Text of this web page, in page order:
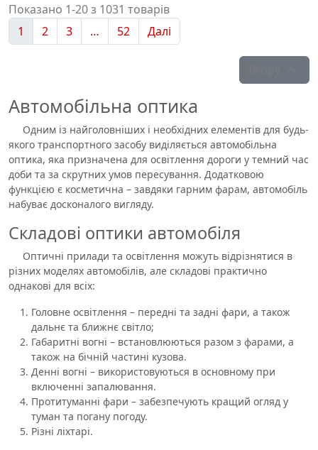
Показано 1-20 з 1031 товарів
1
2 3 … 52 Далі
Автомобільна оптика
Одним із найголовніших і необхідних елементів для будь-
якого транспортного засобу виділяється автомобільна
оптика, яка призначена для освітлення дороги у темний час
доби та за скрутних умов пересування. Додатковою
функцією є косметична – завдяки гарним фарам, автомобіль
набуває досконалого вигляду.
Складові оптики автомобіля
Оптичні прилади та освітлення можуть відрізнятися в
різних моделях автомобілів, але складові практично
однакові для всіх:
Головне освітлення – передні та задні фари, а також
дальнє та ближнє світло;
Габаритні вогні – встановлюються разом з фарами, а
також на бічній частині кузова.
Денні вогні – використовуються в основному при
включенні запалювання.
Протитуманні фари – забезпечують кращий огляд у
туман та погану погоду.
Різні ліхтарі.